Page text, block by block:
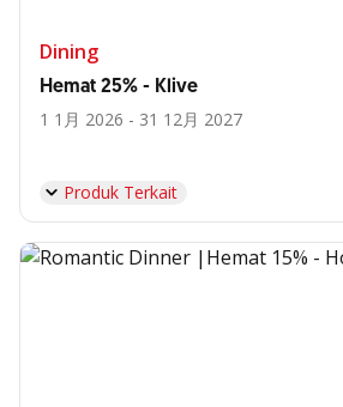
Dining
Hemat 25% - Klive
1 1月 2026 - 31 12月 2027
Produk Terkait